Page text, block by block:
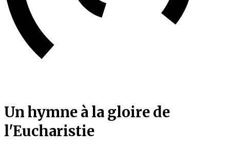
Un hymne à la gloire de
l'Eucharistie